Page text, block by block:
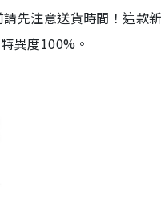
先注意送貨時間！這款
異度100%。